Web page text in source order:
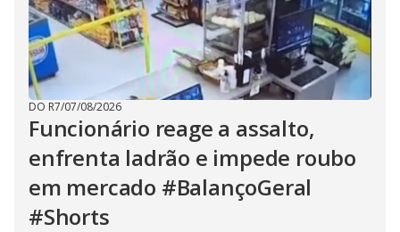
DO R7/07/08/2026
Funcionário reage a assalto,
enfrenta ladrão e impede roubo
em mercado #BalançoGeral
#Shorts